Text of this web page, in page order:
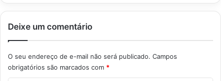
Deixe um comentário
O seu endereço de e-mail não será publicado. Campos
obrigatórios são marcados com *